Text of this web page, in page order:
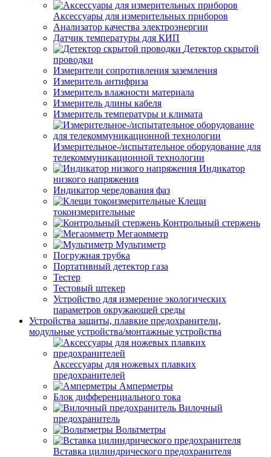
Аксессуары для измерительных приборов
Анализатор качества электроэнергии
Датчик температуры для КИП
Детектор скрытой
проводки
Измерители сопротивления заземления
Измеритель антифриза
Измеритель влажности материала
Измеритель длины кабеля
Измеритель температуры и климата
Измерительное-/испытательное оборудование для
телекоммуникационной технологии
Индикатор
низкого напряжения
Индикатор чередования фаз
Клещи
токоизмерительные
Контрольный стержень
Мегаомметр
Мультиметр
Погружная трубка
Портативный детектор газа
Тестер
Тестовый штекер
Устройство для измерение экологических
параметров окружающей среды
Устройства защиты, плавкие предохранители,
модульные устройства/монтажные устройства
Аксессуары для ножевых плавких
предохранителей
Амперметры
Блок дифференциального тока
Вилочный
предохранитель
Вольтметры
Вставка цилиндрического предохранителя